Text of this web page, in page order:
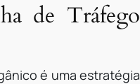
de Tráfego
é uma estratégia